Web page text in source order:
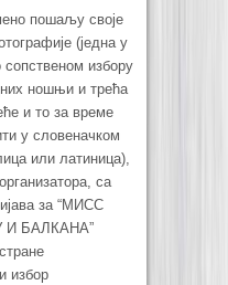
пошаљу своје
(једна у
избору
ношњи и трећа
и то за време
у словеначком
или латиница),
са
за “МИСС
БАЛКАНА”
избор